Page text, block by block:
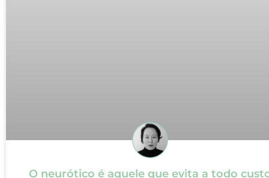
O neurótico é aquele que evita a todo